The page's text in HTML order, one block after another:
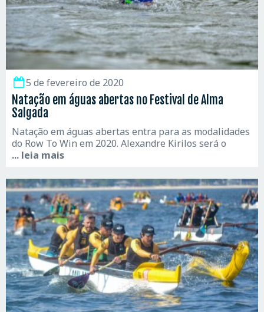
5 de fevereiro de 2020
Natação em águas abertas no Festival de Alma
Salgada
Natação em águas abertas entra para as modalidades
do Row To Win em 2020. Alexandre Kirilos será o
... leia mais